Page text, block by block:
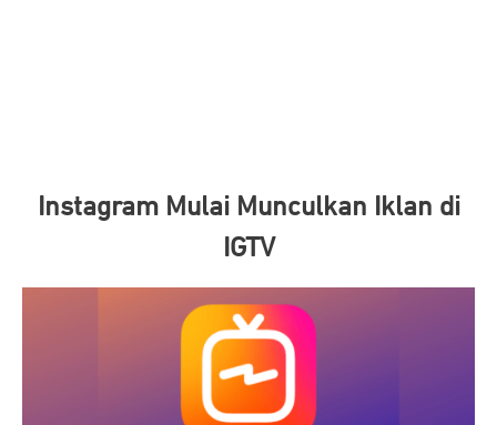
Instagram Mulai Munculkan Iklan di
IGTV